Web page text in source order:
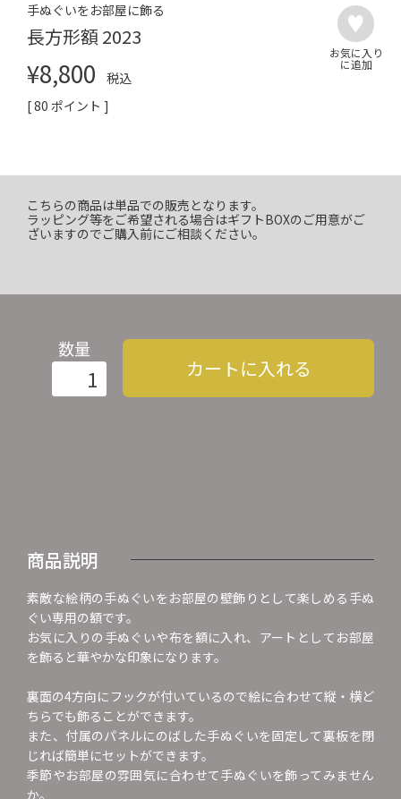
手ぬぐいをお部屋に飾る
長方形額 2023
¥8,800
税込
[80 ポイント ]
こちらの商品は単品での販売となります。
ラッピング等をご希望される場合はギフトBOXのご用意がご
ざいますのでご購入前にご相談ください。
数量
カートに入れる
商品説明
素敵な絵柄の手ぬぐいをお部屋の壁飾りとして楽しめる手ぬ
ぐい専用の額です。
お気に入りの手ぬぐいや布を額に入れ、アートとしてお部屋
を飾ると華やかな印象になります。
裏面の4方向にフックが付いているので絵に合わせて縦・横ど
ちらでも飾ることができます。
また、付属のパネルにのばした手ぬぐいを固定して裏板を閉
じれば簡単にセットができます。
季節やお部屋の雰囲気に合わせて手ぬぐいを飾ってみません
か。